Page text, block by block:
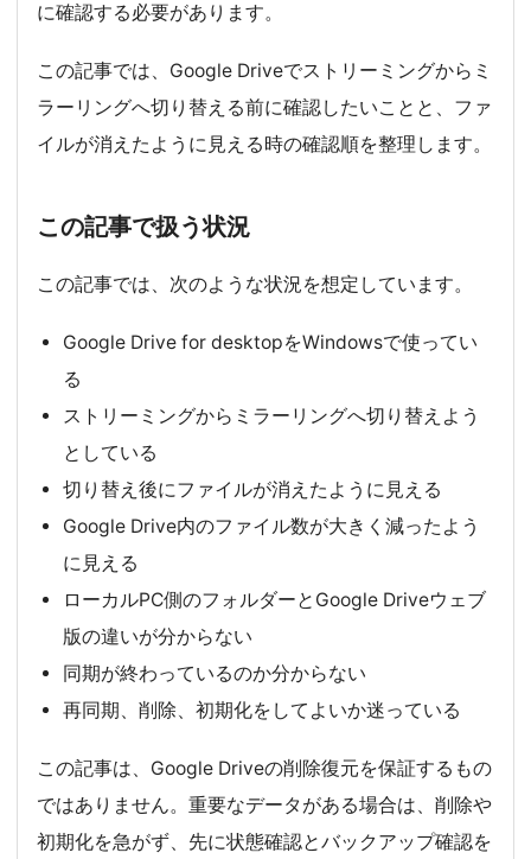
に確認する必要があります。
この記事では、Google Driveでストリーミングからミ
ラーリングへ切り替える前に確認したいことと、ファ
イルが消えたように見える時の確認順を整理します。
この記事で扱う状況
この記事では、次のような状況を想定しています。
Google Drive for desktopをWindowsで使ってい
る
ストリーミングからミラーリングへ切り替えよう
としている
切り替え後にファイルが消えたように見える
Google Drive内のファイル数が大きく減ったよう
に見える
ローカルPC側のフォルダーとGoogle Driveウェブ
版の違いが分からない
同期が終わっているのか分からない
再同期、削除、初期化をしてよいか迷っている
この記事は、Google Driveの削除復元を保証するもの
ではありません。重要なデータがある場合は、削除や
初期化を急がず、先に状態確認とバックアップ確認を